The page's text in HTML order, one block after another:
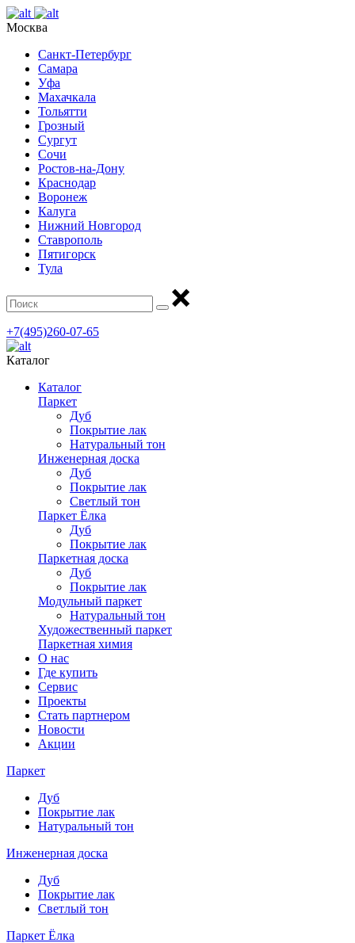
Москва
Санкт-Петербург
Самара
Уфа
Махачкала
Тольятти
Грозный
Сургут
Сочи
Ростов-на-Дону
Краснодар
Воронеж
Калуга
Нижний Новгород
Ставрополь
Пятигорск
Тула
+7(495)260-07-65
Каталог
Каталог
Паркет
Дуб
Покрытие лак
Натуральный тон
Инженерная доска
Дуб
Покрытие лак
Светлый тон
Паркет Ёлка
Дуб
Покрытие лак
Паркетная доска
Дуб
Покрытие лак
Модульный паркет
Натуральный тон
Художественный паркет
Паркетная химия
О нас
Где купить
Сервис
Проекты
Стать партнером
Новости
Акции
Паркет
Дуб
Покрытие лак
Натуральный тон
Инженерная доска
Дуб
Покрытие лак
Светлый тон
Паркет Ёлка